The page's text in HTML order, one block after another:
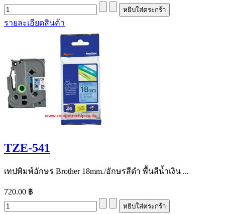
รายละเอียดสินค้า
TZE-541
เทปพิมพ์อักษร Brother 18mm./อักษรสีดำ พื้นสีน้ำเงิน ...
720.00 ฿